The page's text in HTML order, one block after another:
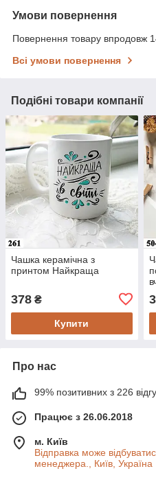
Умови повернення
Повернення товару впродовж
Всі умови повернення
Подібні товари компанії
Чашка керамічна з
принтом Найкраща
378 ₴
Купити
Про нас
99% позитивних з 226
Працює з 26.06.2018
м. Київ
Відправка може
менеджера., Київ, Україна